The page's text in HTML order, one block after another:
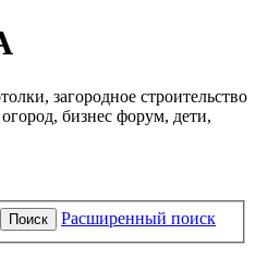
загородное строительство
бизнес форум, дети,
Поиск Расширенный поиск